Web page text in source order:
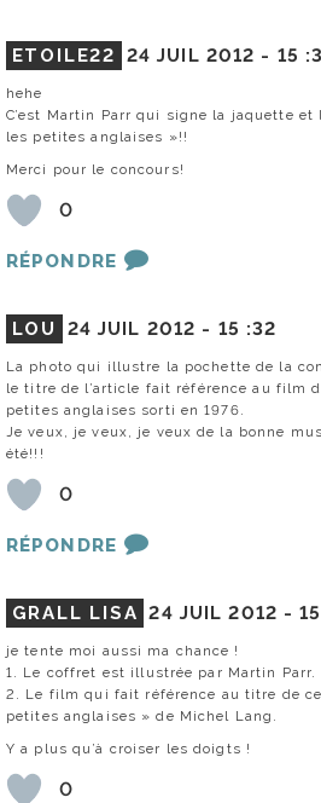
ETOILE22 24 JUIL 2012 - 15
hehe
C’est Martin Parr qui signe la jaquette et
les petites anglaises »!!
Merci pour le concours!
0
RÉPONDRE
LOU 24 JUIL 2012 - 15 :32
La photo qui illustre la pochette de la
le titre de l’article fait référence au film
petites anglaises sorti en 1976.
Je veux, je veux, je veux de la bonne
été!!!
0
RÉPONDRE
GRALL LISA 24 JUIL 2012 -
je tente moi aussi ma chance !
1. Le coffret est illustrée par Martin Parr.
2. Le film qui fait référence au titre de
petites anglaises » de Michel Lang.
Y a plus qu’à croiser les doigts !
0